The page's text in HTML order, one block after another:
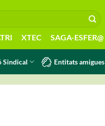
XTEC SAGA-ESFER@
Sindical Entitats amigues